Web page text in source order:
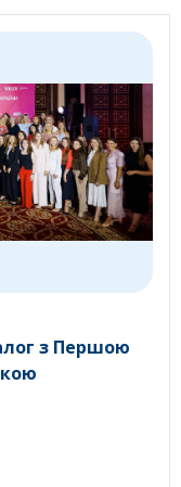
з Першою